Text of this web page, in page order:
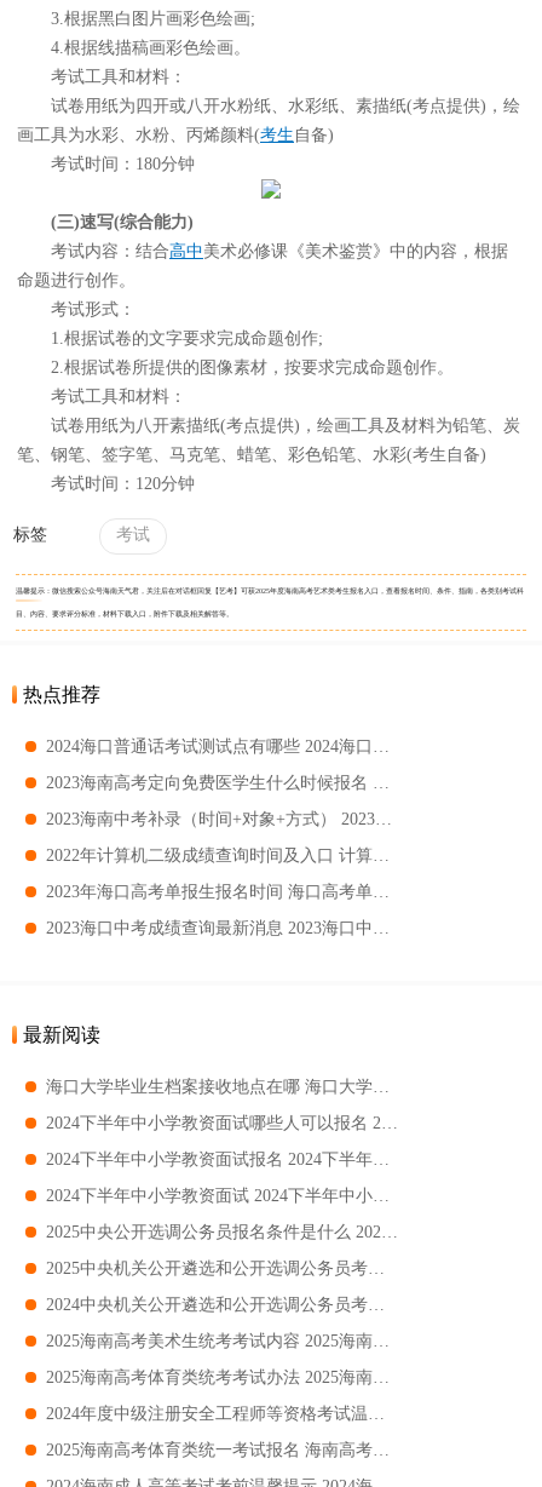
3.根据黑白图片画彩色绘画;
4.根据线描稿画彩色绘画。
考试工具和材料：
试卷用纸为四开或八开水粉纸、水彩纸、素描纸(考点提供)，绘
画工具为水彩、水粉、丙烯颜料(考生 自备)
考试时间：180分钟
(三)速写(综合能力)
考试内容：结合高中美术必修课《美术鉴赏》中的内容，根据
命题进行创作。
考试形式：
1.根据试卷的文字要求完成命题创作;
2.根据试卷所提供的图像素材，按要求完成命题创作。
考试工具和材料：
试卷用纸为八开素描纸(考点提供)，绘画工具及材料为铅笔、炭
笔、钢笔、签字笔、马克笔、蜡笔、彩色铅笔、水彩(考生自备)
考试时间：120分钟
标签 考试
温馨提示：微信搜索公众号海南天气君，关注后在对话框回复【艺考】可获2025年度海南高考艺术类考生报名入口，查看报名时间、条件、指南，各类别考试科
目、内容、要求评分标准，材料下载入口，附件下载及相关解答等。
热点推荐
最新阅读